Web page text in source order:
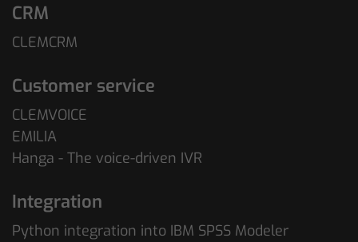
CRM
CLEMCRM
Customer service
CLEMVOICE
EMILIA
Hanga - The voice-driven IVR
Integration
Python integration into IBM SPSS Modeler